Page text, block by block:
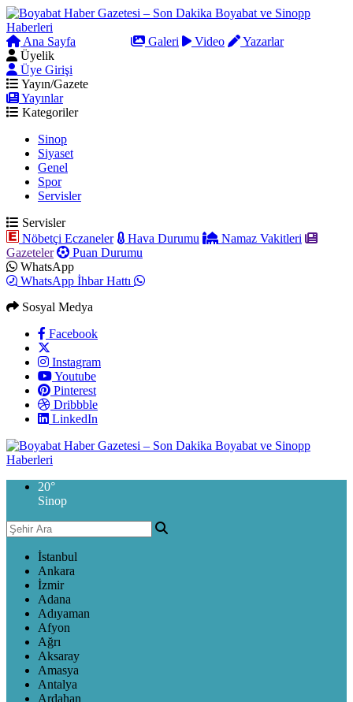
Ana Sayfa Galeri Video
Yazarlar
Üyelik
Üye Girişi
Yayın/Gazete
Yayınlar
Kategoriler
Sinop
Siyaset
Genel
Spor
Servisler
Servisler
Nöbetçi Eczaneler
Hava Durumu
Namaz Vakitleri
Gazeteler
Puan Durumu
WhatsApp
WhatsApp İhbar Hattı
Sosyal Medya
Facebook
Instagram
Youtube
Pinterest
Dribbble
LinkedIn
20°
Sinop
İstanbul
Ankara
İzmir
Adana
Adıyaman
Afyon
Ağrı
Aksaray
Amasya
Antalya
Ardahan